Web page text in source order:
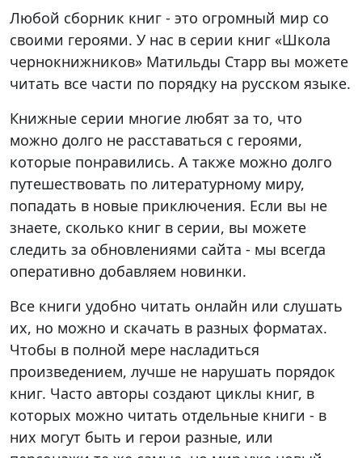
Любой сборник книг - это огромный мир со
своими героями. У нас в серии книг «Школа
чернокнижников» Матильды Старр вы можете
читать все части по порядку на русском языке.
Книжные серии многие любят за то, что
можно долго не расставаться с героями,
которые понравились. А также можно долго
путешествовать по литературному миру,
попадать в новые приключения. Если вы не
знаете, сколько книг в серии, вы можете
следить за обновлениями сайта - мы всегда
оперативно добавляем новинки.
Все книги удобно читать онлайн или слушать
их, но можно и скачать в разных форматах.
Чтобы в полной мере насладиться
произведением, лучше не нарушать порядок
книг. Часто авторы создают циклы книг, в
которых можно читать отдельные книги - в
них могут быть и герои разные, или